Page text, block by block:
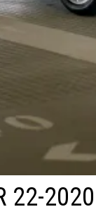
22-2020